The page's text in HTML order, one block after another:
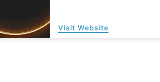
Visit Website